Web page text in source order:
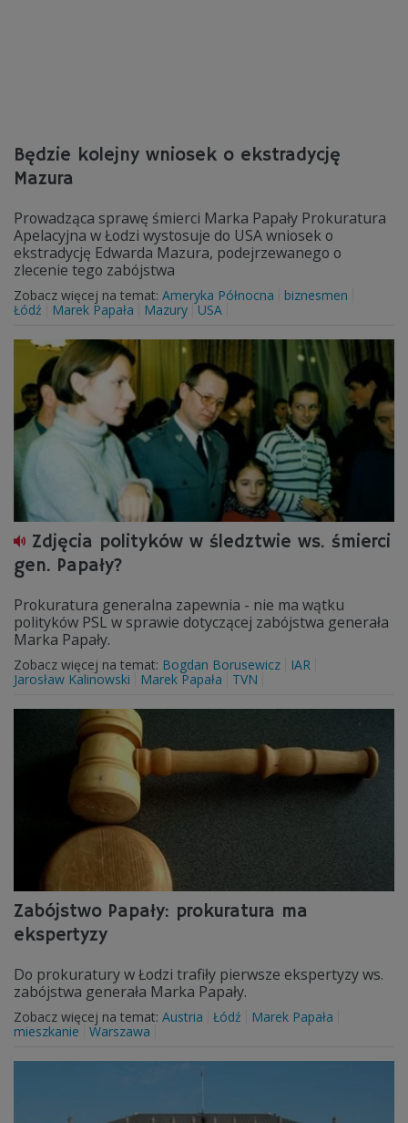
Będzie kolejny wniosek o ekstradycję
Mazura
Prowadząca sprawę śmierci Marka Papały Prokuratura
Apelacyjna w Łodzi wystosuje do USA wniosek o
ekstradycję Edwarda Mazura, podejrzewanego o
zlecenie tego zabójstwa
Zobacz więcej na temat: Ameryka Północna
biznesmen
Łódź
Marek Papała Mazury USA
Zdjęcia polityków w śledztwie ws. śmierci
gen. Papały?
Prokuratura generalna zapewnia - nie ma wątku
polityków PSL w sprawie dotyczącej zabójstwa generała
Marka Papały.
Zobacz więcej na temat: Bogdan Borusewicz
IAR
Jarosław Kalinowski
Marek Papała TVN
Zabójstwo Papały: prokuratura ma
ekspertyzy
Do prokuratury w Łodzi trafiły pierwsze ekspertyzy ws.
zabójstwa generała Marka Papały.
Zobacz więcej na temat: Austria Łódź
Marek Papała
mieszkanie
Warszawa